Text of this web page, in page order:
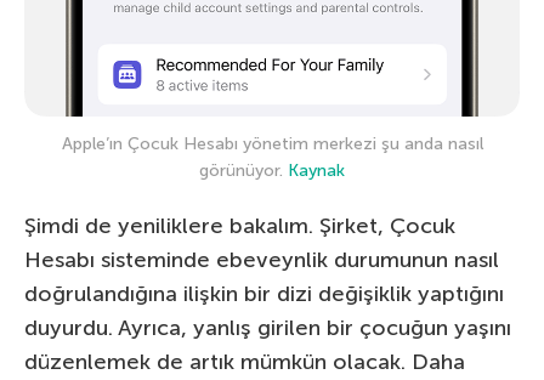
Apple’ın Çocuk Hesabı yönetim merkezi şu anda nasıl
görünüyor. Kaynak
Şimdi de yeniliklere bakalım. Şirket, Çocuk
Hesabı sisteminde ebeveynlik durumunun nasıl
doğrulandığına ilişkin bir dizi değişiklik yaptığını
duyurdu. Ayrıca, yanlış girilen bir çocuğun yaşını
düzenlemek de artık mümkün olacak. Daha